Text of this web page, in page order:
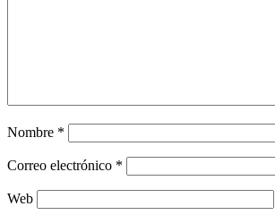
Nombre *
Correo electrónico *
Web